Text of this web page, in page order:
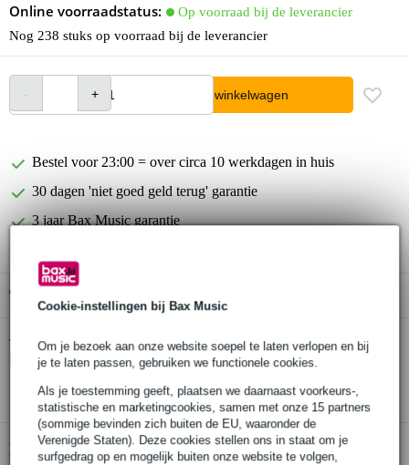
Cookie-instellingen bij Bax Music
Om je bezoek aan onze website soepel te laten verlopen en bij
je te laten passen, gebruiken we functionele cookies.
Als je toestemming geeft, plaatsen we daarnaast voorkeurs-,
statistische en marketingcookies, samen met onze 15 partners
(sommige bevinden zich buiten de EU, waaronder de
Verenigde Staten). Deze cookies stellen ons in staat om je
surfgedrag op en mogelijk buiten onze website te volgen,
Online voorraadstatus:
Op voorraad bij de leverancier
Nog 238 stuks op voorraad bij de leverancier
In winkelwagen
Bestel voor 23:00 = over circa 10 werkdagen in huis
30 dagen 'niet goed geld terug' garantie
3 jaar Bax Music garantie
Twijfel je of dePromark TX420N Mike Portnoy 420
hickory drumstokkenbij je past? Doe de check.
Start de check
Productinformatie